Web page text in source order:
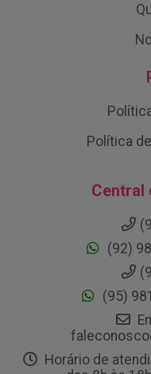
Política
Central
(92)
(95)
Horário de